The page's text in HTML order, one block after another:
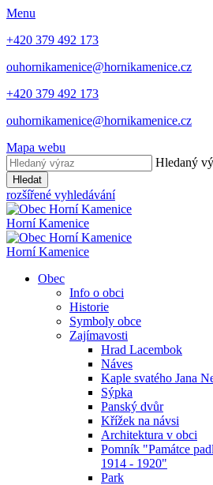
Menu
+420 379 492 173
ouhornikamenice@hornikamenice.cz
+420 379 492 173
ouhornikamenice@hornikamenice.cz
Mapa webu
Hledaný
Hledat
rozšířené vyhledávání
Horní Kamenice
Horní Kamenice
Obec
Info o obci
Historie
Symboly obce
Zajímavosti
Hrad Lacembok
Náves
Kaple svatého Jana
Sýpka
Panský dvůr
Křížek na návsi
Architektura v obci
Pomník "Památce
1914 - 1920"
Park